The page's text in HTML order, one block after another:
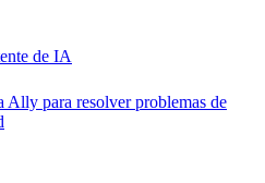
de IA
Ally para resolver problemas de